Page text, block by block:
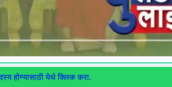
होण्यासाठी येथे क्लिक करा.